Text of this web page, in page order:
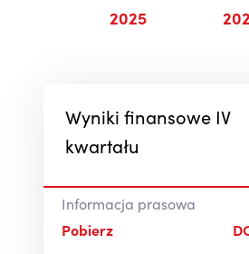
2025
Wyniki finansowe IV
kwartału
Informacja prasowa
Pobierz